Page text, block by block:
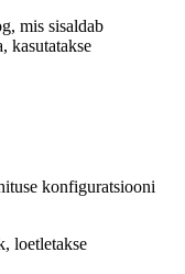
mis sisaldab
kasutatakse
konfiguratsiooni
loetletakse